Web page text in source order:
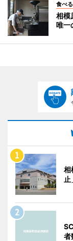
食べる
相模
唯一
相
者